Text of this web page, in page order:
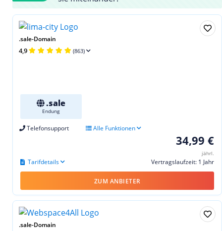
.sale-Domain
4,9 (863)
.sale
Endung
Telefonsupport Alle Funktionen
34,99 €
jährl.
Vertragslaufzeit: 1 Jahr
Tarifdetails
ZUM ANBIETER
.sale-Domain